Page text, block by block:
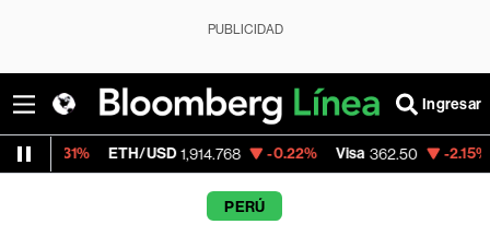
PUBLICIDAD
Ingresar
ETH/USD 1,914.768 -0.22% Visa 362.50 -2.15%
PERÚ